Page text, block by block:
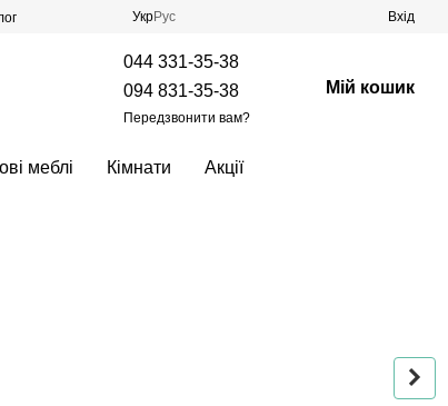
УкрРус Вхід
044 331-35-38
094 831-35-38
Передзвонити вам?
Мій кошик
меблі Кімнати Акції